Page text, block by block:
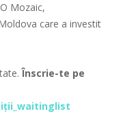
Mozaic,
care a investit
Înscrie-te pe